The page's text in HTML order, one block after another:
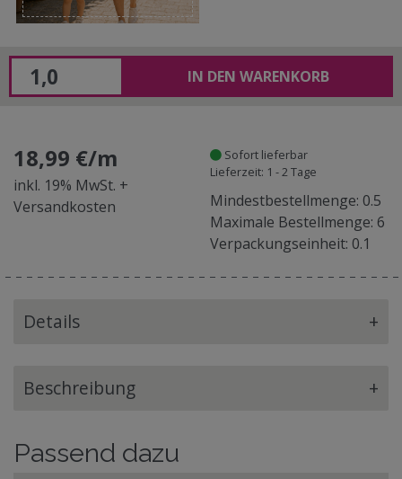
IN DEN WARENKORB
18,99 €/m
inkl. 19% MwSt. +
Versandkosten
Sofort lieferbar
Lieferzeit: 1 - 2 Tage
Mindestbestellmenge: 0.5
Maximale Bestellmenge: 6
Verpackungseinheit: 0.1
Details +
Beschreibung +
Passend dazu